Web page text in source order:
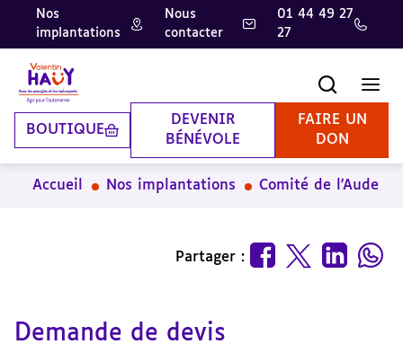
Aller
contenu
principal
Aller
pied
de
page
Aller
la
recherche
Nos
implantations
Nous
contacter
01 44 49 27
27
BOUTIQUE
DEVENIR
BÉNÉVOLE
FAIRE UN
DON
Accueil Nos implantations Comité de l'Aude
Partager :
Demande de devis